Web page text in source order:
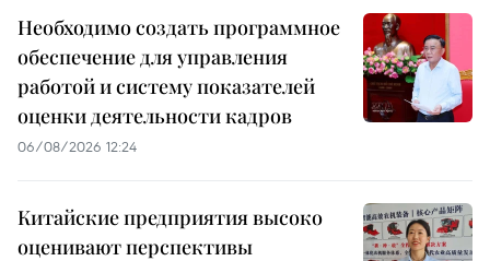
Необходимо создать программное
обеспечение для управления
работой и систему показателей
оценки деятельности кадров
06/08/2026 12:24
Китайские предприятия высоко
оценивают перспективы